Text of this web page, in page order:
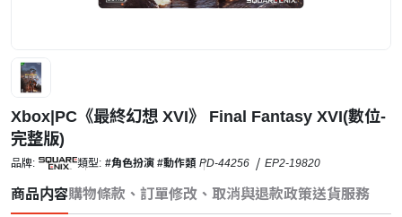
Xbox|PC《最終幻想 XVI》 Final Fantasy XVI(數位-
完整版)
品牌: 類型: #角色扮演 #動作類 PD-44256 EP2-19820
商品内容購物條款、訂單修改、取消與退款政策送貨服務